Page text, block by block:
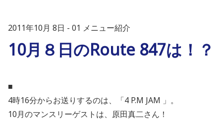
2011年10月 8日 01 メニュー紹介
10月８日のRoute 847は！？
■
4時16分からお送りするのは、「4 P.M JAM 」。
10月のマンスリーゲストは
原田真二さん！